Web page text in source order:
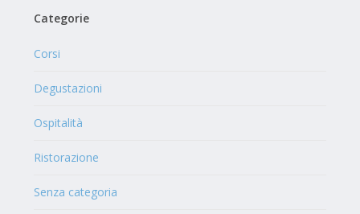
Categorie
Corsi
Degustazioni
Ospitalità
Ristorazione
Senza categoria